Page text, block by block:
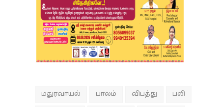
மதுரவாயல் பாலம் விபத்து பலி